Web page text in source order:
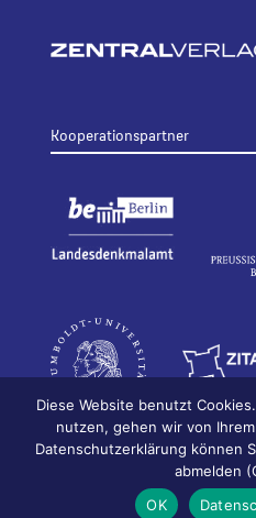
Kooperationspartner
Bildhauerei in Berlin
Datenschutz
Diese Website benutzt
nutzen, gehen wir von
Datenschutzerklärung können
abmelden
OK